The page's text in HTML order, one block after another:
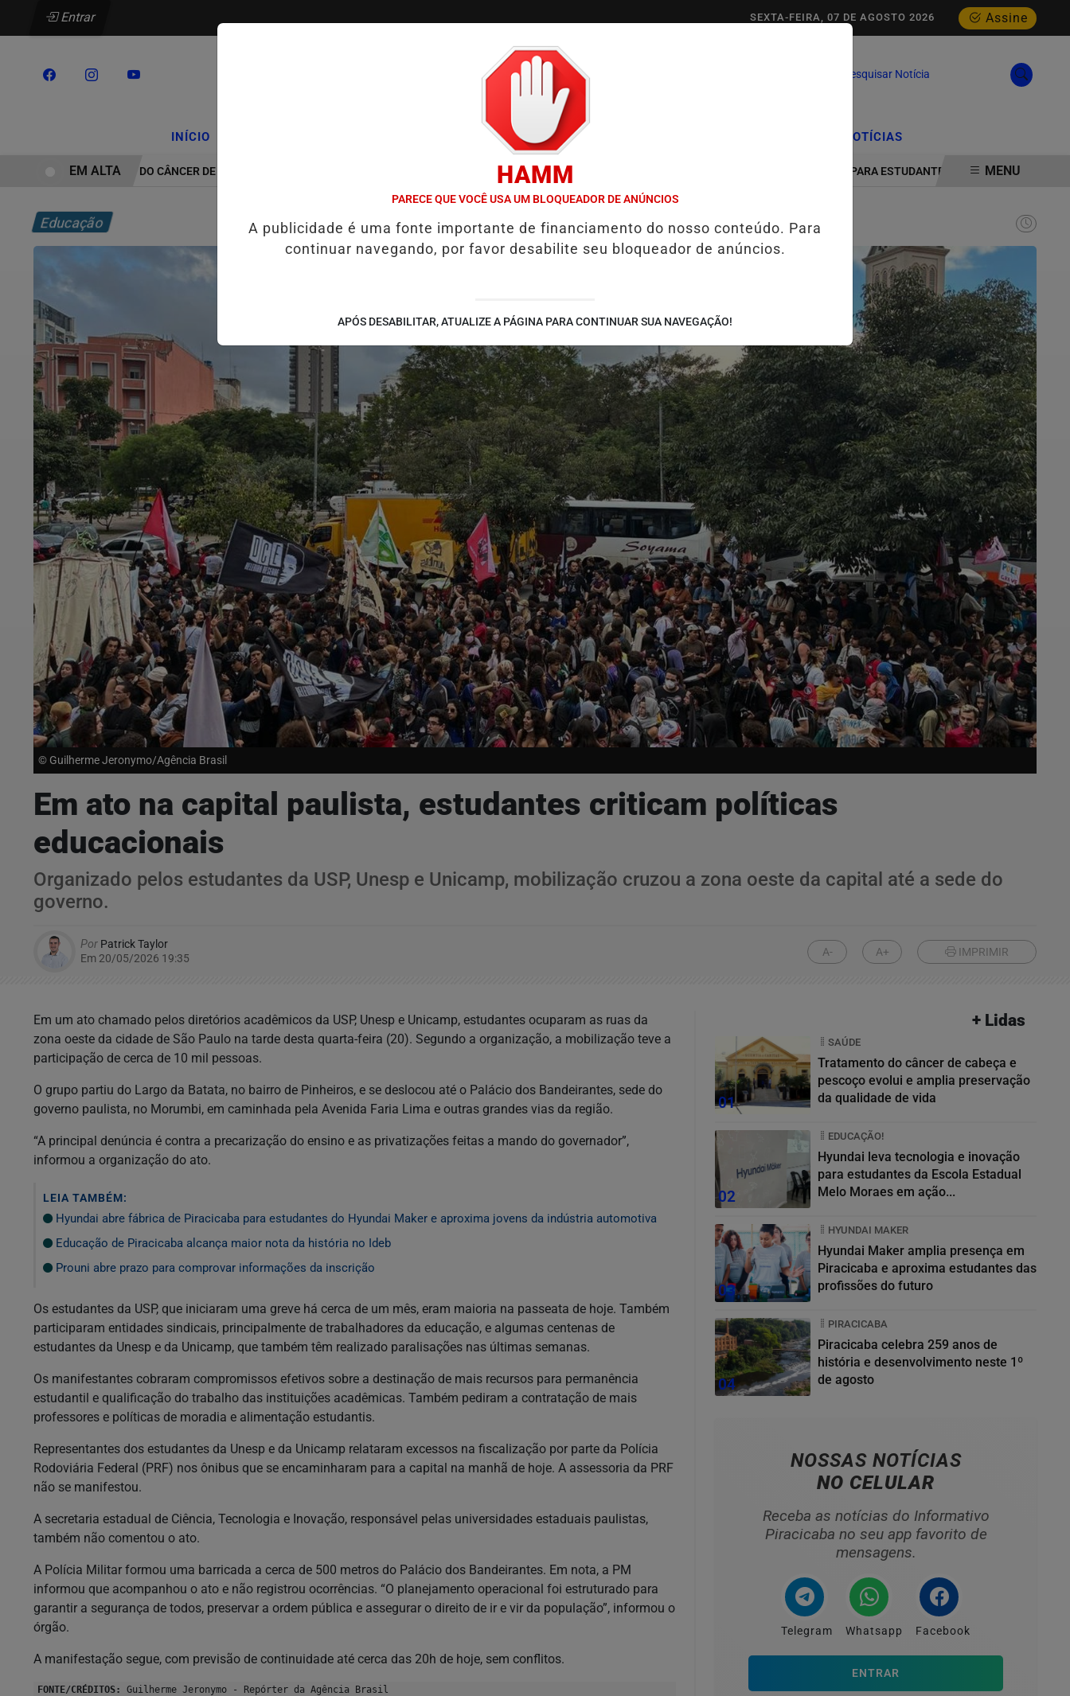
Entrar Assine
SEXTA-FEIRA, 07 DE AGOSTO 2026
Pesquisar Notícia
INÍCIO COLUNAS / EMPREGOS NOTÍCIAS
TRATAMENTO DO CÂNCER DE CABEÇA E PESCOÇO EVOLUI E AMPLIA PRESERVAÇÃO DA QUALIDADE DE VIDA HYUNDAI LEVA TECNOLOGIA E INOVAÇÃO PARA ESTUDANTES DA ESCOLA ESTADUAL
EM ALTA MENU
Educação
© Guilherme Jeronymo/Agência Brasil
Em ato na capital paulista, estudantes criticam políticas
educacionais
Organizado pelos estudantes da USP, Unesp e Unicamp, mobilização cruzou a zona oeste da capital até a sede do
governo.
Por Patrick Taylor
Em 20/05/2026 19:35
A- A+ IMPRIMIR
Em um ato chamado pelos diretórios acadêmicos da USP, Unesp e Unicamp, estudantes ocuparam as ruas da
zona oeste da cidade de São Paulo na tarde desta quarta-feira (20). Segundo a organização, a mobilização teve a
participação de cerca de 10 mil pessoas.
O grupo partiu do Largo da Batata, no bairro de Pinheiros, e se deslocou até o Palácio dos Bandeirantes, sede do
governo paulista, no Morumbi, em caminhada pela Avenida Faria Lima e outras grandes vias da região.
“A principal denúncia é contra a precarização do ensino e as privatizações feitas a mando do governador”,
informou a organização do ato.
LEIA TAMBÉM:
Hyundai abre fábrica de Piracicaba para estudantes do Hyundai Maker e aproxima jovens da indústria automotiva
Educação de Piracicaba alcança maior nota da história no Ideb
Prouni abre prazo para comprovar informações da inscrição
Os estudantes da USP, que iniciaram uma greve há cerca de um mês, eram maioria na passeata de hoje. Também
participaram entidades sindicais, principalmente de trabalhadores da educação, e algumas centenas de
estudantes da Unesp e da Unicamp, que também têm realizado paralisações nas últimas semanas.
Os manifestantes cobraram compromissos efetivos sobre a destinação de mais recursos para permanência
estudantil e qualificação do trabalho das instituições acadêmicas. Também pediram a contratação de mais
professores e políticas de moradia e alimentação estudantis.
Representantes dos estudantes da Unesp e da Unicamp relataram excessos na fiscalização por parte da Polícia
Rodoviária Federal (PRF) nos ônibus que se encaminharam para a capital na manhã de hoje. A assessoria da PRF
não se manifestou.
A secretaria estadual de Ciência, Tecnologia e Inovação, responsável pelas universidades estaduais paulistas,
também não comentou o ato.
A Polícia Militar formou uma barricada a cerca de 500 metros do Palácio dos Bandeirantes. Em nota, a PM
informou que acompanhou o ato e não registrou ocorrências. “O planejamento operacional foi estruturado para
garantir a segurança de todos, preservar a ordem pública e assegurar o direito de ir e vir da população”, informou o
órgão.
A manifestação segue, com previsão de continuidade até cerca das 20h de hoje, sem conflitos.
FONTE/CRÉDITOS: Guilherme Jeronymo - Repórter da Agência Brasil
+ Lidas
01
SAÚDE
Tratamento do câncer de cabeça e
pescoço evolui e amplia preservação
da qualidade de vida
02
EDUCAÇÃO!
Hyundai leva tecnologia e inovação
para estudantes da Escola Estadual
Melo Moraes em ação...
03
HYUNDAI MAKER
Hyundai Maker amplia presença em
Piracicaba e aproxima estudantes das
profissões do futuro
04
PIRACICABA
Piracicaba celebra 259 anos de
história e desenvolvimento neste 1º
de agosto
NOSSAS NOTÍCIAS
NO CELULAR
Receba as notícias do Informativo
Piracicaba no seu app favorito de
mensagens.
Telegram Whatsapp Facebook
ENTRAR
HAMM
PARECE QUE VOCÊ USA UM BLOQUEADOR DE ANÚNCIOS
A publicidade é uma fonte importante de financiamento do nosso conteúdo. Para
continuar navegando, por favor desabilite seu bloqueador de anúncios.
APÓS DESABILITAR, ATUALIZE A PÁGINA PARA CONTINUAR SUA NAVEGAÇÃO!